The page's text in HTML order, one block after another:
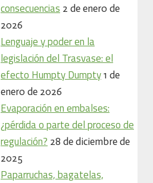
consecuencias 2 de enero de
2026
Lenguaje y poder en la
legislación del Trasvase: el
efecto Humpty Dumpty 1 de
enero de 2026
Evaporación en embalses:
¿pérdida o parte del proceso de
regulación? 28 de diciembre de
2025
Paparruchas, bagatelas,